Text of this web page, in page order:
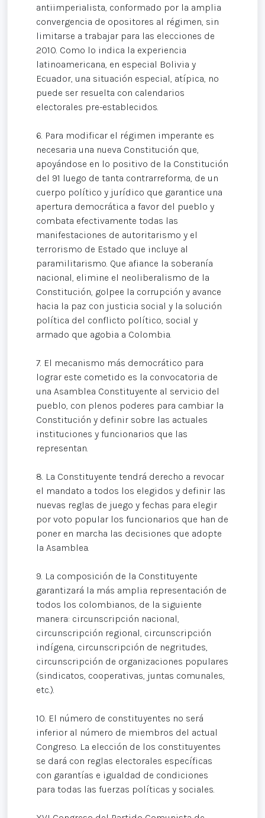
antiimperialista, conformado por la amplia
convergencia de opositores al régimen, sin
limitarse a trabajar para las elecciones de
2010. Como lo indica la experiencia
latinoamericana, en especial Bolivia y
Ecuador, una situación especial, atípica, no
puede ser resuelta con calendarios
electorales pre-establecidos.
6. Para modificar el régimen imperante es
necesaria una nueva Constitución que,
apoyándose en lo positivo de la Constitución
del 91 luego de tanta contrarreforma, de un
cuerpo político y jurídico que garantice una
apertura democrática a favor del pueblo y
combata efectivamente todas las
manifestaciones de autoritarismo y el
terrorismo de Estado que incluye al
paramilitarismo. Que afiance la soberanía
nacional, elimine el neoliberalismo de la
Constitución, golpee la corrupción y avance
hacia la paz con justicia social y la solución
política del conflicto político, social y
armado que agobia a Colombia.
7. El mecanismo más democrático para
lograr este cometido es la convocatoria de
una Asamblea Constituyente al servicio del
pueblo, con plenos poderes para cambiar la
Constitución y definir sobre las actuales
instituciones y funcionarios que las
representan.
8. La Constituyente tendrá derecho a revocar
el mandato a todos los elegidos y definir las
nuevas reglas de juego y fechas para elegir
por voto popular los funcionarios que han de
poner en marcha las decisiones que adopte
la Asamblea.
9. La composición de la Constituyente
garantizará la más amplia representación de
todos los colombianos, de la siguiente
manera: circunscripción nacional,
circunscripción regional, circunscripción
indígena, circunscripción de negritudes,
circunscripción de organizaciones populares
(sindicatos, cooperativas, juntas comunales,
etc.).
10. El número de constituyentes no será
inferior al número de miembros del actual
Congreso. La elección de los constituyentes
se dará con reglas electorales específicas
con garantías e igualdad de condiciones
para todas las fuerzas políticas y sociales.